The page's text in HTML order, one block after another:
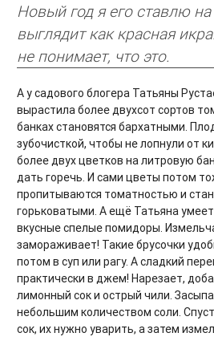
Новый год я его ставлю на
выглядит как красная
не понимает, что это.
А у садового блогера Татьяны
вырастила более двухсот сортов
банках становятся бархатными.
зубочисткой, чтобы не лопнули от
более двух цветков на литровую
дать горечь. И сами цветы потом
пропитываются томатностью и
горьковатыми. А ещё Татьяна
вкусные спелые помидоры.
замораживает! Такие брусочки
потом в суп или рагу. А сладкий
практически в джем! Нарезает,
лимонный сок и острый чили.
небольшим количеством соли.
сок, их нужно уварить, а затем